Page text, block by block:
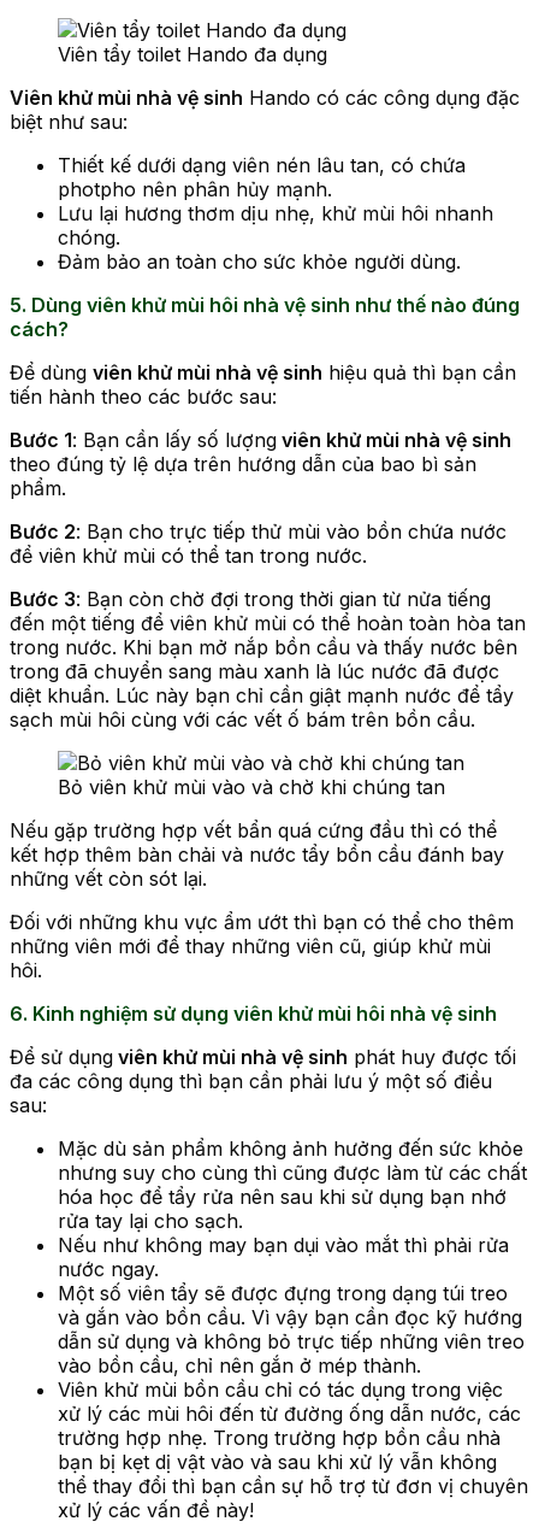
Viên tẩy toilet Hando đa dụng
Viên khử mùi nhà vệ sinh Hando có các công dụng đặc
biệt như sau:
Thiết kế dưới dạng viên nén lâu tan, có chứa
photpho nên phân hủy mạnh.
Lưu lại hương thơm dịu nhẹ, khử mùi hôi nhanh
chóng.
Đảm bảo an toàn cho sức khỏe người dùng.
5. Dùng viên khử mùi hôi nhà vệ sinh như thế nào đúng
cách?
Để dùng viên khử mùi nhà vệ sinh hiệu quả thì bạn cần
tiến hành theo các bước sau:
Bước 1: Bạn cần lấy số lượng viên khử mùi nhà vệ sinh
theo đúng tỷ lệ dựa trên hướng dẫn của bao bì sản
phẩm.
Bước 2: Bạn cho trực tiếp thử mùi vào bồn chứa nước
để viên khử mùi có thể tan trong nước.
Bước 3: Bạn còn chờ đợi trong thời gian từ nửa tiếng
đến một tiếng để viên khử mùi có thể hoàn toàn hòa tan
trong nước. Khi bạn mở nắp bồn cầu và thấy nước bên
trong đã chuyển sang màu xanh là lúc nước đã được
diệt khuẩn. Lúc này bạn chỉ cần giật mạnh nước để tẩy
sạch mùi hôi cùng với các vết ố bám trên bồn cầu.
Bỏ viên khử mùi vào và chờ khi chúng tan
Nếu gặp trường hợp vết bẩn quá cứng đầu thì có thể
kết hợp thêm bàn chải và nước tẩy bồn cầu đánh bay
những vết còn sót lại.
Đối với những khu vực ẩm ướt thì bạn có thể cho thêm
những viên mới để thay những viên cũ, giúp khử mùi
hôi.
6. Kinh nghiệm sử dụng viên khử mùi hôi nhà vệ sinh
Để sử dụng viên khử mùi nhà vệ sinh phát huy được tối
đa các công dụng thì bạn cần phải lưu ý một số điều
sau:
Mặc dù sản phẩm không ảnh hưởng đến sức khỏe
nhưng suy cho cùng thì cũng được làm từ các chất
hóa học để tẩy rửa nên sau khi sử dụng bạn nhớ
rửa tay lại cho sạch.
Nếu như không may bạn dụi vào mắt thì phải rửa
nước ngay.
Một số viên tẩy sẽ được đựng trong dạng túi treo
và gắn vào bồn cầu. Vì vậy bạn cần đọc kỹ hướng
dẫn sử dụng và không bỏ trực tiếp những viên treo
vào bồn cầu, chỉ nên gắn ở mép thành.
Viên khử mùi bồn cầu chỉ có tác dụng trong việc
xử lý các mùi hôi đến từ đường ống dẫn nước, các
trường hợp nhẹ. Trong trường hợp bồn cầu nhà
bạn bị kẹt dị vật vào và sau khi xử lý vẫn không
thể thay đổi thì bạn cần sự hỗ trợ từ đơn vị chuyên
xử lý các vấn đề này!